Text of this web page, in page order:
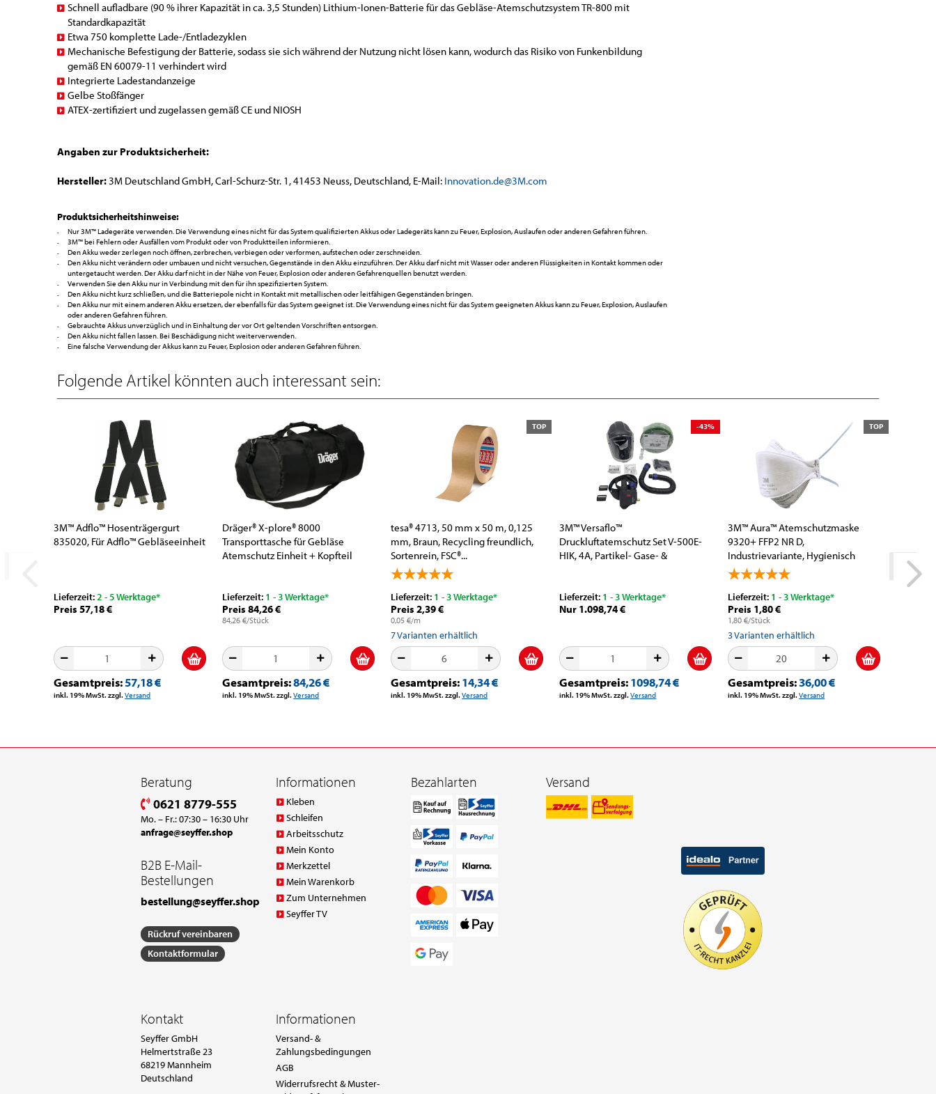
Schnell aufladbare (90 % ihrer Kapazität in ca. 3,5 Stunden) Lithium-Ionen-Batterie für das Gebläse-Atemschutzsystem TR-800 mit
Standardkapazität
Etwa 750 komplette Lade-/Entladezyklen
Mechanische Befestigung der Batterie, sodass sie sich während der Nutzung nicht lösen kann, wodurch das Risiko von Funkenbildung
gemäß EN 60079-11 verhindert wird
Integrierte Ladestandanzeige
Gelbe Stoßfänger
ATEX-zertifiziert und zugelassen gemäß CE und NIOSH
Angaben zur Produktsicherheit:
Hersteller:3M Deutschland GmbH, Carl-Schurz-Str. 1, 41453 Neuss, Deutschland, E-Mail: Innovation.de@3M.com
Produktsicherheitshinweise:
Nur 3M™ Ladegeräte verwenden. Die Verwendung eines nicht für das System qualifizierten Akkus oder Ladegeräts kann zu Feuer, Explosion, Auslaufen oder anderen Gefahren führen.
3M™ bei Fehlern oder Ausfällen vom Produkt oder von Produktteilen informieren.
Den Akku weder zerlegen noch öffnen, zerbrechen, verbiegen oder verformen, aufstechen oder zerschneiden.
Den Akku nicht verändern oder umbauen und nicht versuchen, Gegenstände in den Akku einzuführen. Der Akku darf nicht mit Wasser oder anderen Flüssigkeiten in Kontakt kommen oder
untergetaucht werden. Der Akku darf nicht in der Nähe von Feuer, Explosion oder anderen Gefahrenquellen benutzt werden.
Verwenden Sie den Akku nur in Verbindung mit den für ihn spezifizierten System.
Den Akku nicht kurz schließen, und die Batteriepole nicht in Kontakt mit metallischen oder leitfähigen Gegenständen bringen.
Den Akku nur mit einem anderen Akku ersetzen, der ebenfalls für das System geeignet ist. Die Verwendung eines nicht für das System geeigneten Akkus kann zu Feuer, Explosion, Auslaufen
oder anderen Gefahren führen.
Gebrauchte Akkus unverzüglich und in Einhaltung der vor Ort geltenden Vorschriften entsorgen.
Den Akku nicht fallen lassen. Bei Beschädigung nicht weiterverwenden.
Eine falsche Verwendung der Akkus kann zu Feuer, Explosion oder anderen Gefahren führen.
Folgende Artikel könnten auch interessant sein:
3M™ Adflo™ Hosenträgergurt
835020, Für Adflo™ Gebläseeinheit
Lieferzeit:2 - 5 Werktage*
Preis 57,18 €
Gesamtpreis:57,18 €
inkl. 19% MwSt. zzgl.Versand
Dräger® X-plore® 8000
Transporttasche für Gebläse
Atemschutz Einheit + Kopfteil
Lieferzeit: 1 - 3 Werktage*
Preis 84,26 €
84,26 €/Stück
Gesamtpreis:84,26 €
inkl. 19% MwSt. zzgl.Versand
TOP
tesa® 4713, 50 mm x 50 m, 0,125
mm, Braun, Recycling freundlich,
Sortenrein, FSC®...
Lieferzeit: 1 - 3 Werktage*
Preis 2,39 €
0,05 €/m
7Varianten erhältlich
Gesamtpreis:14,34 €
inkl. 19% MwSt. zzgl.Versand
-43%
3M™ Versaflo™
Druckluftatemschutz Set V-500E-
HIK, 4A, Partikel- Gase- &
Lieferzeit: 1 - 3 Werktage*
Nur 1.098,74 €
Gesamtpreis:1098,74 €
inkl. 19% MwSt. zzgl.Versand
TOP
3M™ Aura™ Atemschutzmaske
9320+ FFP2 NR D,
Industrievariante, Hygienisch
einzelverpackt,...
Lieferzeit: 1 - 3 Werktage*
Preis 1,80 €
1,80 €/Stück
3Varianten erhältlich
Gesamtpreis:36,00 €
inkl. 19% MwSt. zzgl.Versand
Beratung
0621 8779-555
Mo. – Fr.: 07:30 – 16:30 Uhr
anfrage@seyffer.shop
B2B E-Mail-
Bestellungen
bestellung@seyffer.shop
Rückruf vereinbaren
Kontaktformular
Informationen
Kleben
Schleifen
Arbeitsschutz
Mein Konto
Merkzettel
Mein Warenkorb
Zum Unternehmen
Seyffer TV
Bezahlarten Versand
Kontakt
Seyffer GmbH
Helmertstraße 23
68219 Mannheim
Deutschland
Informationen
Versand- &
Zahlungsbedingungen
AGB
Widerrufsrecht & Muster-